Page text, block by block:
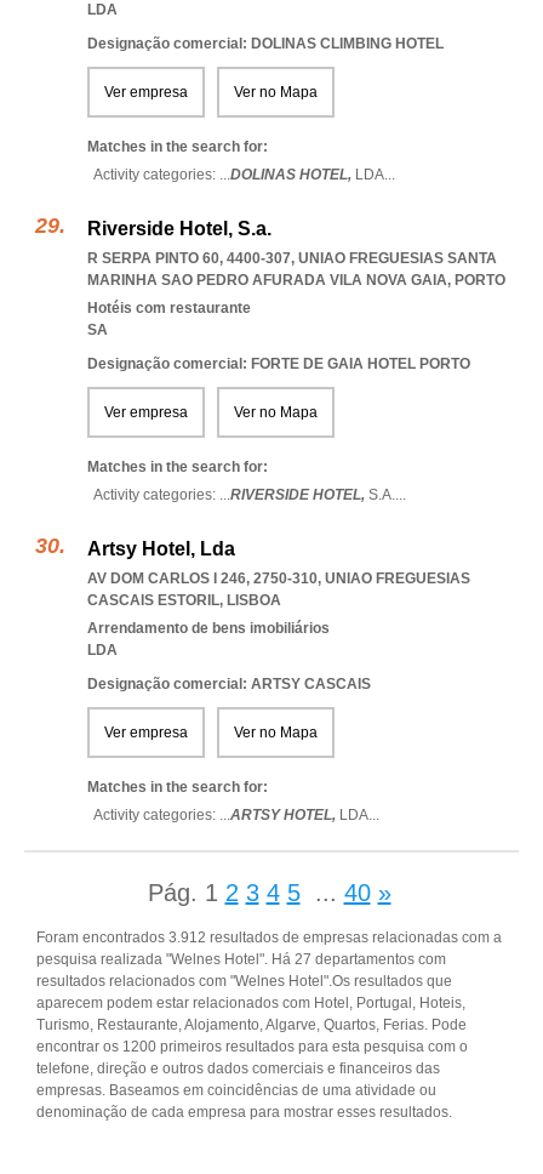
LDA
Designação comercial: DOLINAS CLIMBING HOTEL
Ver empresa Ver no Mapa
Matches in the search for:
Activity categories: ...DOLINAS HOTEL, LDA...
Riverside Hotel, S.a.
R SERPA PINTO 60, 4400-307, UNIAO FREGUESIAS SANTA
MARINHA SAO PEDRO AFURADA VILA NOVA GAIA, PORTO
Hotéis com restaurante
SA
Designação comercial: FORTE DE GAIA HOTEL PORTO
Ver empresa Ver no Mapa
Matches in the search for:
Activity categories: ...RIVERSIDE HOTEL, S.A....
Artsy Hotel, Lda
AV DOM CARLOS I 246, 2750-310, UNIAO FREGUESIAS
CASCAIS ESTORIL, LISBOA
Arrendamento de bens imobiliários
LDA
Designação comercial: ARTSY CASCAIS
Ver empresa Ver no Mapa
Matches in the search for:
Activity categories: ...ARTSY HOTEL, LDA...
Pág. 1 2 3 4 5 ... 40 »
Foram encontrados 3.912 resultados de empresas relacionadas com a
pesquisa realizada "Welnes Hotel". Há 27 departamentos com
resultados relacionados com "Welnes Hotel".Os resultados que
aparecem podem estar relacionados com Hotel, Portugal, Hoteis,
Turismo, Restaurante, Alojamento, Algarve, Quartos, Ferias. Pode
encontrar os 1200 primeiros resultados para esta pesquisa com o
telefone, direção e outros dados comerciais e financeiros das
empresas. Baseamos em coincidências de uma atividade ou
denominação de cada empresa para mostrar esses resultados.